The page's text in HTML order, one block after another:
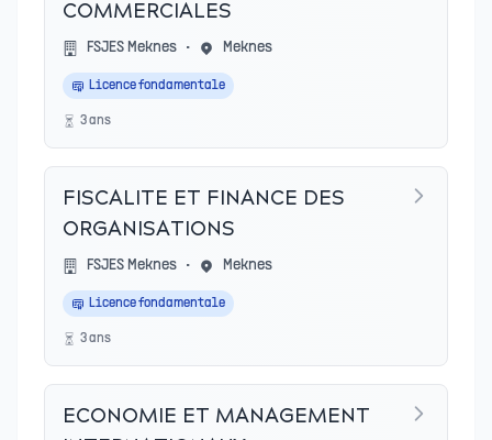
COMMERCIALES
FSJES Meknes • Meknes
Licence fondamentale
3ans
FISCALITE ET FINANCE DES
ORGANISATIONS
FSJES Meknes • Meknes
Licence fondamentale
3ans
ECONOMIE ET MANAGEMENT